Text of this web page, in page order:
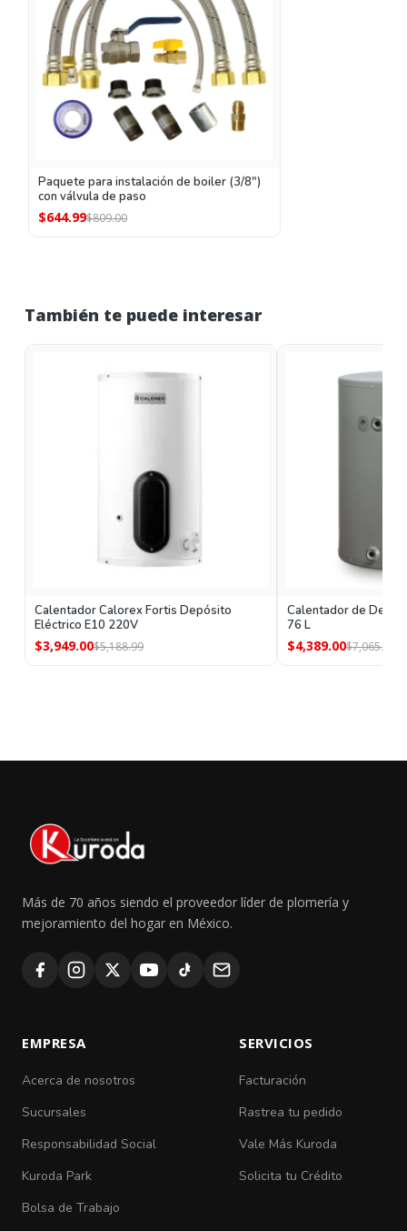
Paquete para instalación de boiler (3/8")
con válvula de paso
$644.99$809.00
También te puede interesar
Calentador Calorex Fortis Depósito
Eléctrico E10 220V
$3,949.00$5,188.99
Calentador de
76 L
$4,389.00$7,065.00
Más de 70 años siendo el proveedor líder de plomería y
mejoramiento del hogar en México.
EMPRESA
Acerca de nosotros
Sucursales
Responsabilidad Social
Kuroda Park
Bolsa de Trabajo
SERVICIOS
Facturación
Rastrea tu pedido
Vale Más Kuroda
Solicita tu Crédito